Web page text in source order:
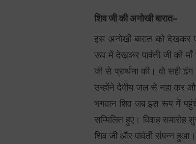
शिव जी की अनोखी बारात-
इस अनोखी बारात को देखकर
रूप में देखकर पार्वती जी की माँ
जी से प्रार्थना की। वो
उन्होंने दैवीय जल से नहा कर
भगवान शिव जब इस रूप में
सम्मिलित हुए। विवाह
शिव जी और पार्वती संपन्न